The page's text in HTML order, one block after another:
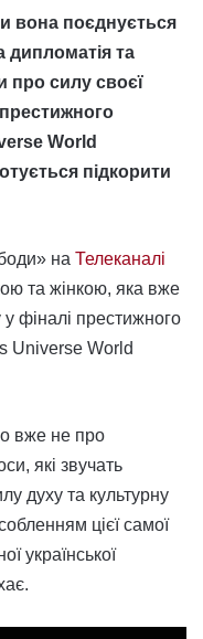
вона поєднується
та
про силу своєї
престижного
World
підкорити
на Телеканалі
та жінкою, яка вже
у фіналі престижного
Universe World
вже не про
які звучать
духу та культурну
цієї самої
української